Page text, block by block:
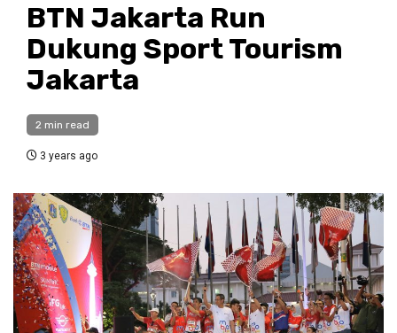
BTN Jakarta Run
Dukung Sport Tourism
Jakarta
2 min read
3 years ago